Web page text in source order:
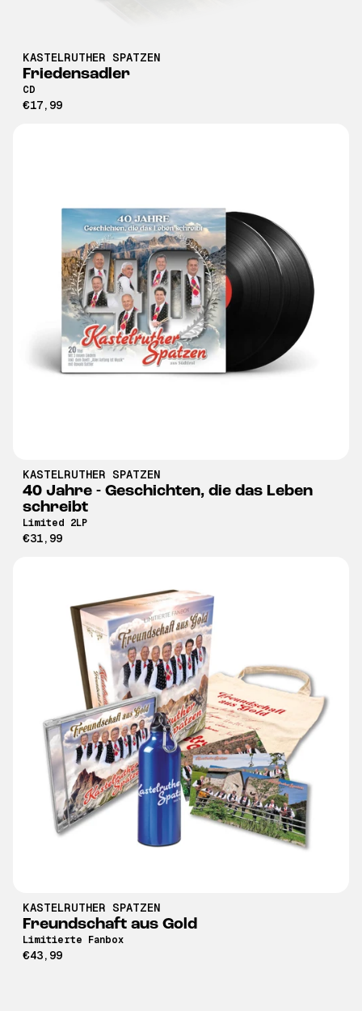
KASTELRUTHER SPATZEN
Friedensadler
CD
€17,99
KASTELRUTHER SPATZEN
40 Jahre - Geschichten, die das Leben
schreibt
Limited 2LP
€31,99
KASTELRUTHER SPATZEN
Freundschaft aus Gold
Limitierte Fanbox
€43,99